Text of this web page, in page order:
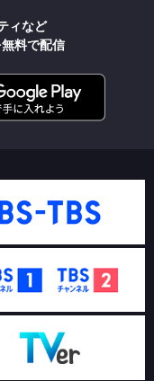
ィなど
料で配信